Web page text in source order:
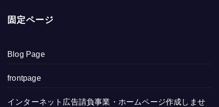
固定ページ
Blog Page
frontpage
インターネット広告請負事業・ホームページ作成しませ